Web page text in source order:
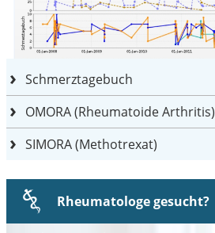
Schmerztagebuch
OMORA (Rheumatoide Arthritis)
SIMORA (Methotrexat)
Rheumatologe gesucht?